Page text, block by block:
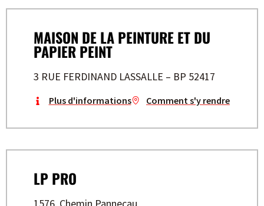
MAISON DE LA PEINTURE ET DU
PAPIER PEINT
3 RUE FERDINAND LASSALLE – BP 52417
Plus d'informations Comment s'y rendre
LP PRO